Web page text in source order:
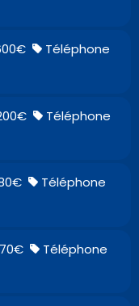
Téléphone
Téléphone
Téléphone
Téléphone